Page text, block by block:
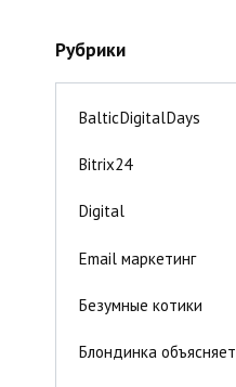
Рубрики
BalticDigitalDays
Bitrix24
Digital
Email маркетинг
Безумные котики
Блондинка объясняет